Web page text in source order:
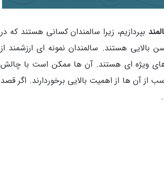
بپردازیم، زیرا سالمندان کسانی هستند که در
هستند. سالمندان نمونه‌ ای ارزشمند از
ویژه‌ ای هستند. آن ها ممکن است با چالش‌
آن ها از اهمیت بالایی برخوردارند. اگر قصد